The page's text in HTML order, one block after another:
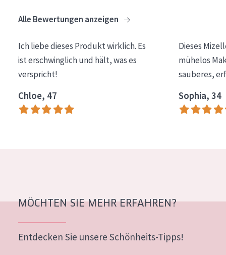
PRODUKTLINIE
Essentials
Lift+
Expert
Mischhaut und fettige Haut
Reife Haut
Der Sonne ausgesetzte Haut
Alle Bewertungen anzeigen
Ich liebe dieses Produkt wirklich. Es
ist erschwinglich und hält, was es
verspricht!
Chloe, 47
Dieses
mühelos
sauberes,
Sophia, 34
MÖCHTEN SIE MEHR ERFAHREN?
Entdecken Sie unsere Schönheits-Tipps!